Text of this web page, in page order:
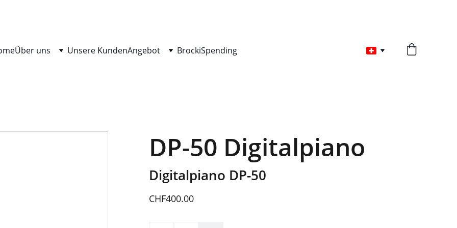
Über uns Unsere KundenAngebot BrockiSpending
DP-50 Digitalpiano
Digitalpiano DP-50
CHF400.00